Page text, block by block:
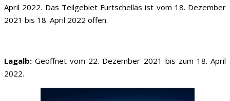
April 2022. Das Teilgebiet Furtschellas ist vom 18. Dezember
2021 bis 18. April 2022 offen.
Lagalb:Geöffnet vom 22. Dezember 2021 bis zum 18. April
2022.